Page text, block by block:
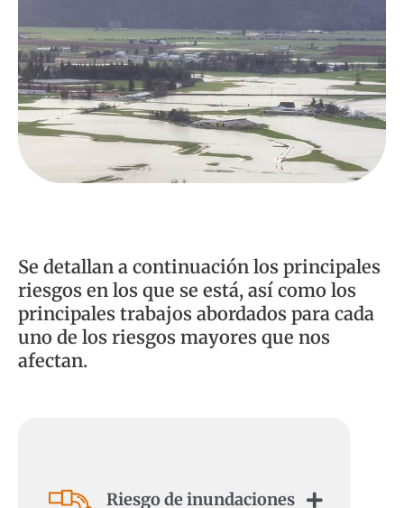
Se detallan a continuación los principales
riesgos en los que se está, así como los
principales trabajos abordados para cada
uno de los riesgos mayores que nos
afectan.
Riesgo de inundaciones